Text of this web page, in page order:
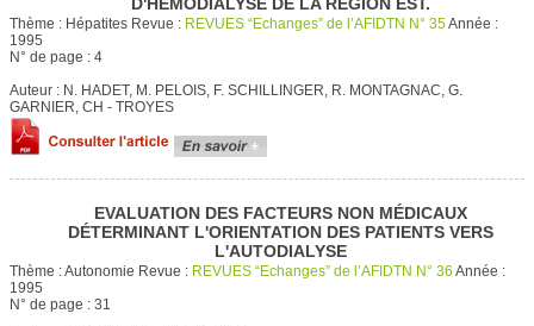
Thème : Hépatites Revue : REVUES “Echanges” de l’AFIDTN N° 35Année :
1995
N° de page : 4
Auteur : N. HADET, M. PELOIS, F. SCHILLINGER, R. MONTAGNAC, G.
GARNIER, CH - TROYES
EVALUATION DES FACTEURS NON MÉDICAUX
DÉTERMINANT L'ORIENTATION DES PATIENTS VERS
L'AUTODIALYSE
Thème :Autonomie Revue : REVUES “Echanges” de l’AFIDTN N° 36 Année :
1995
N° de page : 31